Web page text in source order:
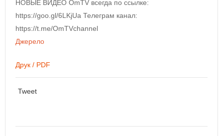
НОВЫЕ ВИДЕО OmTV всегда по ссылке:
https://goo.gl/6LKjUa Телеграм канал:
https://t.me/OmTVchannel
Джерело
Друк / PDF
Tweet